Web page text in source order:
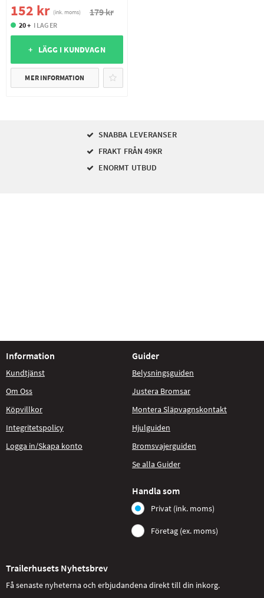
152 kr (ink. moms) 179 kr
20 + I LAGER
+ LÄGG I KUNDVAGN
MER INFORMATION
SNABBA LEVERANSER
FRAKT FRÅN 49KR
ENORMT UTBUD
Information
Kundtjänst
Om Oss
Köpvillkor
Integritetspolicy
Logga in/Skapa konto
Guider
Belysningsguiden
Justera Bromsar
Montera Släpvagnskontakt
Hjulguiden
Bromsvajerguiden
Se alla Guider
Handla som
Privat (ink. moms)
Företag (ex. moms)
Trailerhusets Nyhetsbrev
Få senaste nyheterna och erbjudandena direkt till din inkorg.